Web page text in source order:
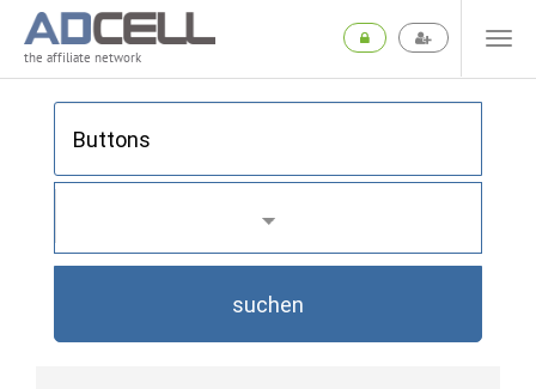
the affiliate network
suchen